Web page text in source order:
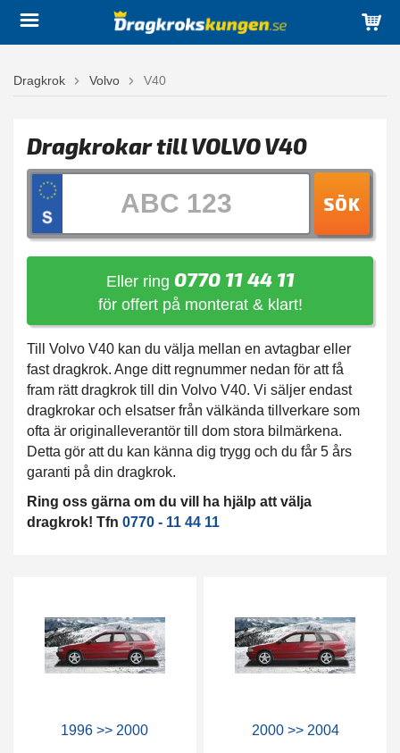
Dragkrok Volvo V40
Dragkrokar till VOLVO V40
SÖK
Eller ring 0770 11 44 11
för offert på monterat & klart!
Till Volvo V40 kan du välja mellan en avtagbar eller
fast dragkrok. Ange ditt regnummer nedan för att få
fram rätt dragkrok till din Volvo V40. Vi säljer endast
dragkrokar och elsatser från välkända tillverkare som
ofta är originalleverantör till dom stora bilmärkena.
Detta gör att du kan känna dig trygg och du får 5 års
garanti på din dragkrok.
Ring oss gärna om du vill ha hjälp att välja
dragkrok! Tfn 0770 - 11 44 11
1996 >> 2000 2000 >> 2004